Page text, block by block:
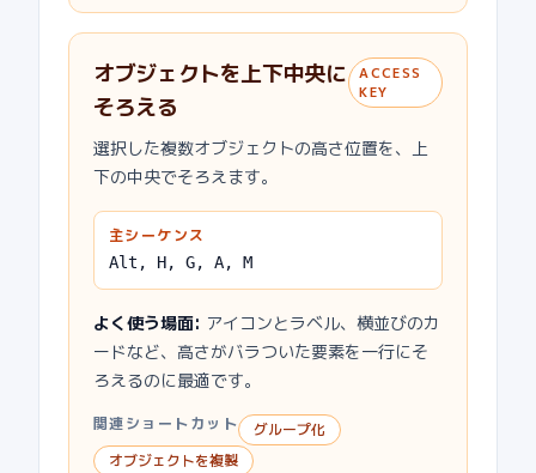
オブジェクトを上下中央に
そろえる
ACCESS
KEY
選択した複数オブジェクトの高さ位置を、上
下の中央でそろえます。
主シーケンス
Alt, H, G, A, M
よく使う場面: アイコンとラベル、横並びのカ
ードなど、高さがバラついた要素を一行にそ
ろえるのに最適です。
関連ショートカット
グループ化
オブジェクトを複製